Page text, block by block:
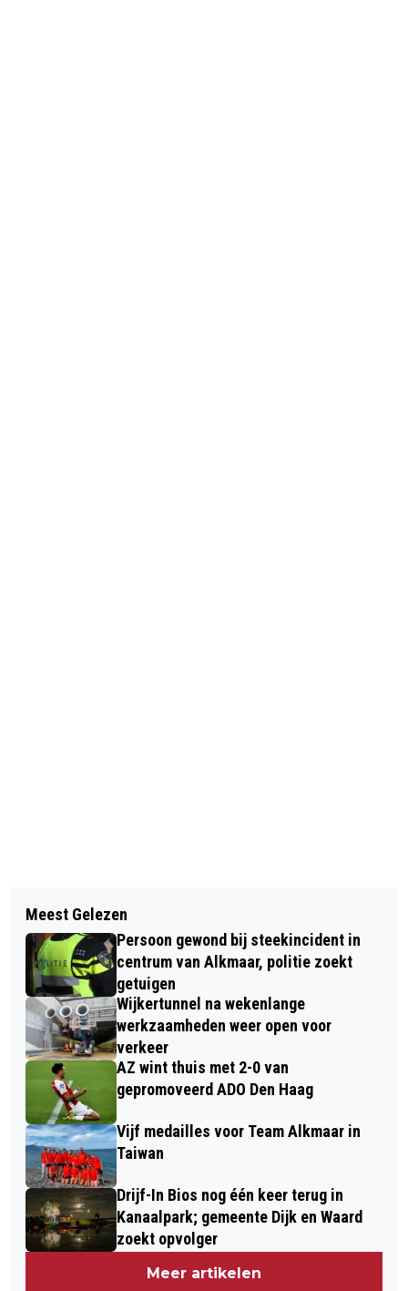
SLACHTOFFER NAAR ZIEKENHUIS NA
CONFLICT IN CAFÉ HEERHUGOWAARD
TATA STEEL CHESS TOURNAMENT
PRESENTEERT JONGSTE
DEELNEMERSVELD OOIT
Meest Gelezen
Persoon gewond bij steekincident in
centrum van Alkmaar, politie zoekt
getuigen
Wijkertunnel na wekenlange
werkzaamheden weer open voor
verkeer
AZ wint thuis met 2-0 van
gepromoveerd ADO Den Haag
Vijf medailles voor Team Alkmaar in
Taiwan
Drijf-In Bios nog één keer terug in
Kanaalpark; gemeente Dijk en Waard
zoekt opvolger
Meer artikelen